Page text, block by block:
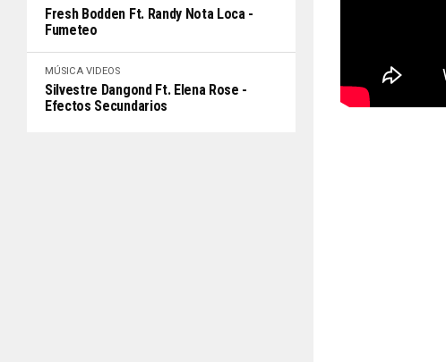
Fresh Bodden Ft. Randy Nota Loca -
Fumeteo
MÚSICA VIDEOS
Silvestre Dangond Ft. Elena Rose -
Efectos Secundarios